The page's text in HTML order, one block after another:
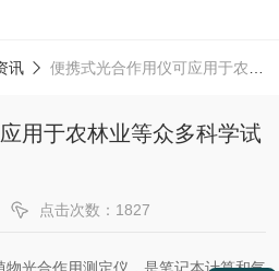
讯 便携式光合作用仪可应用于农林业等众多科学试验中
用于农林业等众多科学试
点击次数：1827